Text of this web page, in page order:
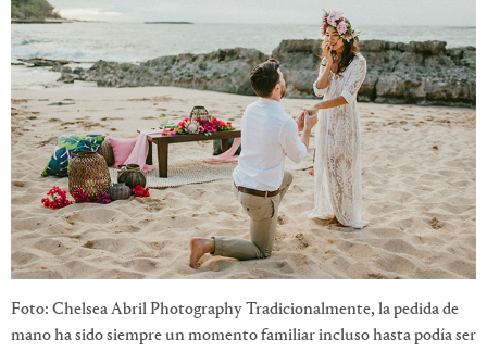
Foto: Chelsea Abril Photography Tradicionalmente, la pedida de
mano ha sido siempre un momento familiar incluso hasta podía ser